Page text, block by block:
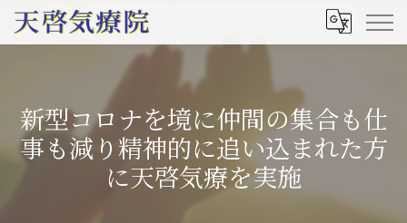
新型コロナを境に仲間の集合も仕
事も減り精神的に追い込まれた方
に天啓気療を実施